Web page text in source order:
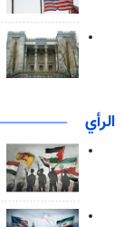
الرأي